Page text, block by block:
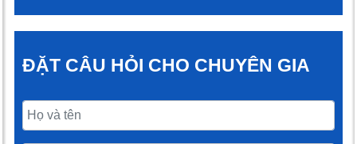
ĐẶT CÂU HỎI CHO CHUYÊN GIA